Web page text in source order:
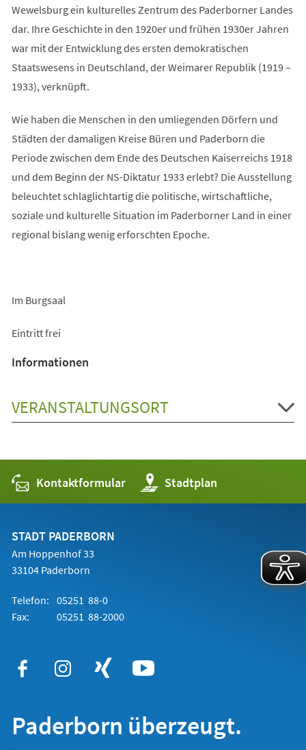
Wewelsburg ein kulturelles Zentrum des Paderborner Landes
dar. Ihre Geschichte in den 1920er und frühen 1930er Jahren
war mit der Entwicklung des ersten demokratischen
Staatswesens in Deutschland, der Weimarer Republik (1919 –
1933), verknüpft.
Wie haben die Menschen in den umliegenden Dörfern und
Städten der damaligen Kreise Büren und Paderborn die
Periode zwischen dem Ende des Deutschen Kaiserreichs 1918
und dem Beginn der NS-Diktatur 1933 erlebt? Die Ausstellung
beleuchtet schlaglichtartig die politische, wirtschaftliche,
soziale und kulturelle Situation im Paderborner Land in einer
regional bislang wenig erforschten Epoche.
Im Burgsaal
Eintritt frei
Informationen
VERANSTALTUNGSORT
Kontaktformular Stadtplan
(Öffnet
in
einem
STADT PADERBORN
Am Hoppenhof 33
33104 Paderborn
Telefon: 05251 88-0
Fax:
05251 88-2000
Paderborn überzeugt.